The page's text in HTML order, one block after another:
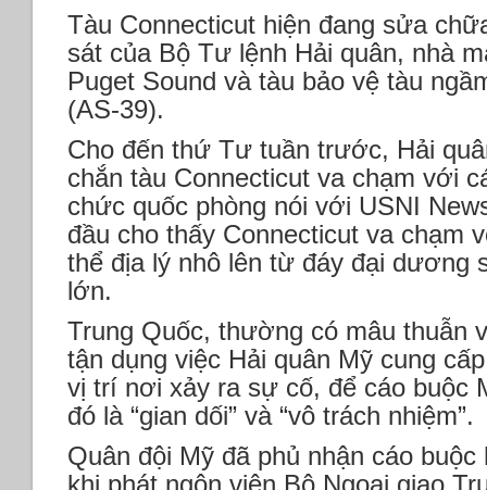
Tàu Connecticut hiện đang sửa
sát của Bộ Tư lệnh Hải quân, nhà
Puget Sound và tàu bảo vệ tàu
(AS-39).
Cho đến thứ Tư tuần trước, Hải
chắn tàu Connecticut va chạm với
chức quốc phòng nói với USNI
đầu cho thấy Connecticut va chạm
thể địa lý nhô lên từ đáy đại dương
lớn.
Trung Quốc, thường có mâu thuẫn
tận dụng việc Hải quân Mỹ cung
vị trí nơi xảy ra sự cố, để cáo buộc
đó là “gian dối” và “vô trách nhiệm”.
Quân đội Mỹ đã phủ nhận cáo